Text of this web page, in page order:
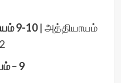
9-10| அத்தியாயம்
– 9